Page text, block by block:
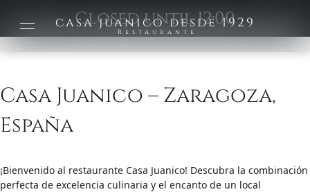
casa juanico desde 1929
Restaurante
Closed until 12:00
Casa Juanico – Zaragoza,
España
¡Bienvenido al restaurante Casa Juanico! Descubra la combinación
perfecta de excelencia culinaria y el encanto de un local